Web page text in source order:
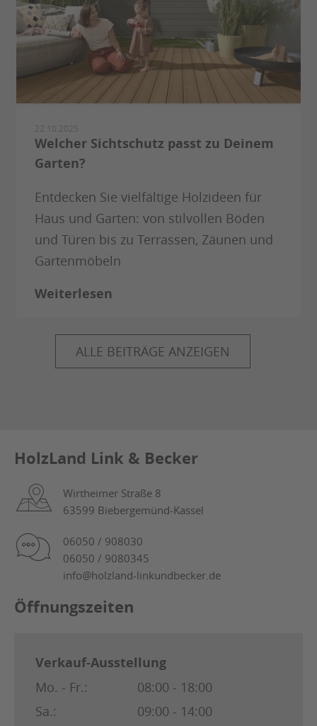
22.10.2025
Welcher Sichtschutz passt zu Deinem
Garten?
Entdecken Sie vielfältige Holzideen für
Haus und Garten: von stilvollen Böden
und Türen bis zu Terrassen, Zäunen und
Gartenmöbeln
Weiterlesen
ALLE BEITRÄGE ANZEIGEN
HolzLand Link & Becker
Wirtheimer Straße 8
63599 Biebergemünd-Kassel
06050 / 908030
06050 / 9080345
info@holzland-linkundbecker.de
Öffnungszeiten
Verkauf-Ausstellung
Mo. - Fr.:
08:00 - 18:00
Sa.:
09:00 - 14:00